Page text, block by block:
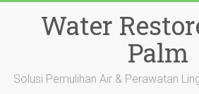
Water
Palm
Solusi Pemulihan Air & Perawatan